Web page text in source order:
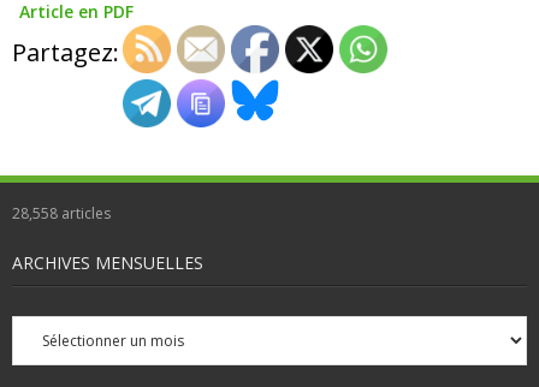
Article en PDF
Partagez:
28,558 articles
ARCHIVES MENSUELLES
Archives
mensuelles